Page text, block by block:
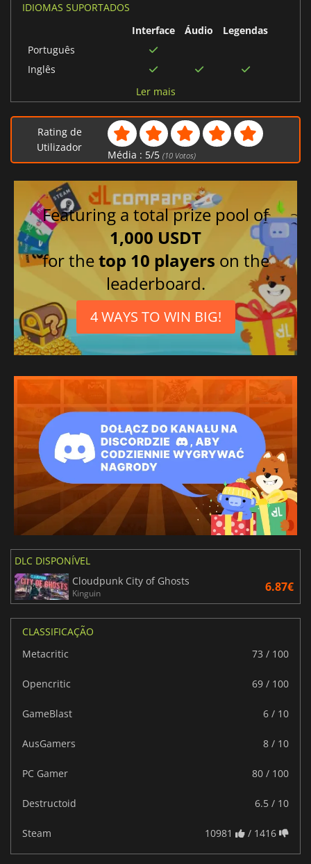
IDIOMAS SUPORTADOS
Interface
Áudio
Legendas
Português
Inglês
Espanhol
Francês
Italiano
Alemão
Japonês
Coreano
Chinês simplificado
Português brasileiro
Turco
Ler mais
Rating de
Utilizador
Média : 5/5 (10Votos)
Featuring a total prize pool of
1,000 USDT
for thetop 10 players on the
leaderboard.
4 WAYS TO WIN BIG!
DLC DISPONÍVEL
Cloudpunk City of Ghosts
Kinguin 6.87€
CLASSIFICAÇÃO
Metacritic
73 / 100
Opencritic 69 / 100
GameBlast 6 / 10
AusGamers 8 / 10
PC Gamer 80 / 100
Destructoid 6.5 / 10
Steam 10981 / 1416